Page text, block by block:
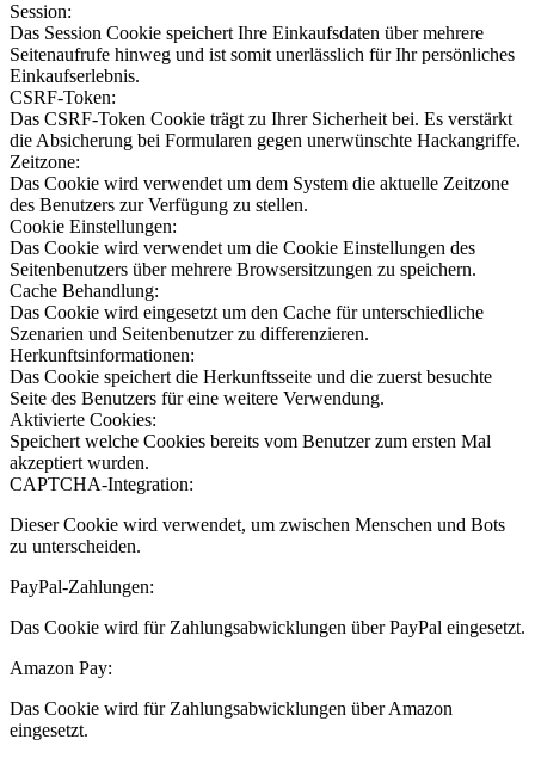
Session:
Das Session Cookie speichert Ihre Einkaufsdaten über mehrere
Seitenaufrufe hinweg und ist somit unerlässlich für Ihr persönliches
Einkaufserlebnis.
CSRF-Token:
Das CSRF-Token Cookie trägt zu Ihrer Sicherheit bei. Es verstärkt
die Absicherung bei Formularen gegen unerwünschte Hackangriffe.
Zeitzone:
Das Cookie wird verwendet um dem System die aktuelle Zeitzone
des Benutzers zur Verfügung zu stellen.
Cookie Einstellungen:
Das Cookie wird verwendet um die Cookie Einstellungen des
Seitenbenutzers über mehrere Browsersitzungen zu speichern.
Cache Behandlung:
Das Cookie wird eingesetzt um den Cache für unterschiedliche
Szenarien und Seitenbenutzer zu differenzieren.
Herkunftsinformationen:
Das Cookie speichert die Herkunftsseite und die zuerst besuchte
Seite des Benutzers für eine weitere Verwendung.
Aktivierte Cookies:
Speichert welche Cookies bereits vom Benutzer zum ersten Mal
akzeptiert wurden.
CAPTCHA-Integration:
Dieser Cookie wird verwendet, um zwischen Menschen und Bots
zu unterscheiden.
PayPal-Zahlungen:
Das Cookie wird für Zahlungsabwicklungen über PayPal eingesetzt.
Amazon Pay:
Das Cookie wird für Zahlungsabwicklungen über Amazon
eingesetzt.